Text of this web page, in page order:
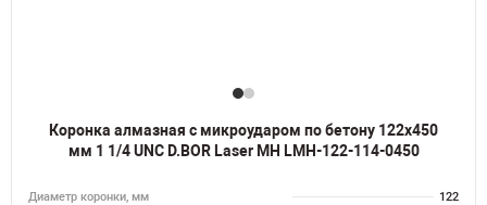
Коронка алмазная с микроударом по бетону 122х450
мм 1 1/4 UNC D.BOR Laser MH LMH-122-114-0450
Диаметр коронки, мм
122